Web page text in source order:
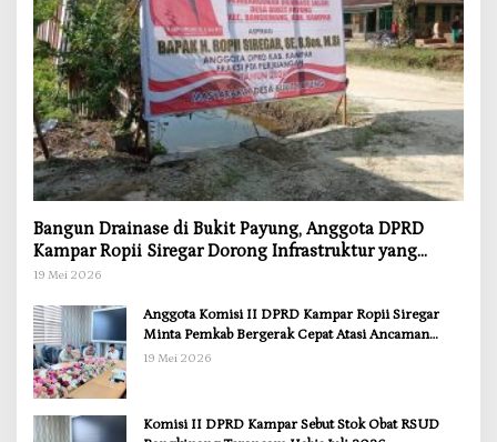
Bangun Drainase di Bukit Payung, Anggota DPRD
Kampar Ropii Siregar Dorong Infrastruktur yang
Menyentuh Kebutuhan Dasar
19 Mei 2026
Anggota Komisi II DPRD Kampar Ropii Siregar
Minta Pemkab Bergerak Cepat Atasi Ancaman
Kekosongan Obat demi Wujudkan Kampar Dihati
19 Mei 2026
Komisi II DPRD Kampar Sebut Stok Obat RSUD